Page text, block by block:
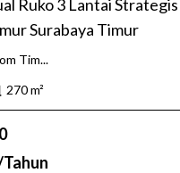
Ruko 3 Lantai Strategis
Surabaya Timur
Tim...
270m²
Tahun